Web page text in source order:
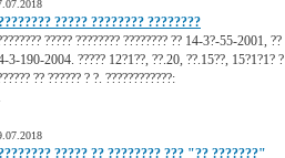
????? ???????? ????????
????? ???????? ???????? ?? 14-3?-55-2001, ??
3-190-2004. ????? 12?1??, ??.20, ??.15??, 15?1?1? ?
?? ?????? ? ?. ????????????:
????? ?? ???????? ??? "?? ???????"